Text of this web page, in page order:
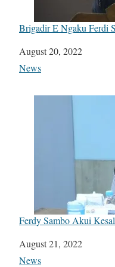
Brigadir E Ngaku Ferdi
Date
August 20, 2022
In relation to
News
Ferdy Sambo Akui
Date
August 21, 2022
In relation to
News